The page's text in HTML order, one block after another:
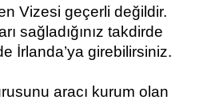
Vizesi geçerli değildir.
sağladığınız takdirde
İrlanda’ya girebilirsiniz.
aracı kurum olan